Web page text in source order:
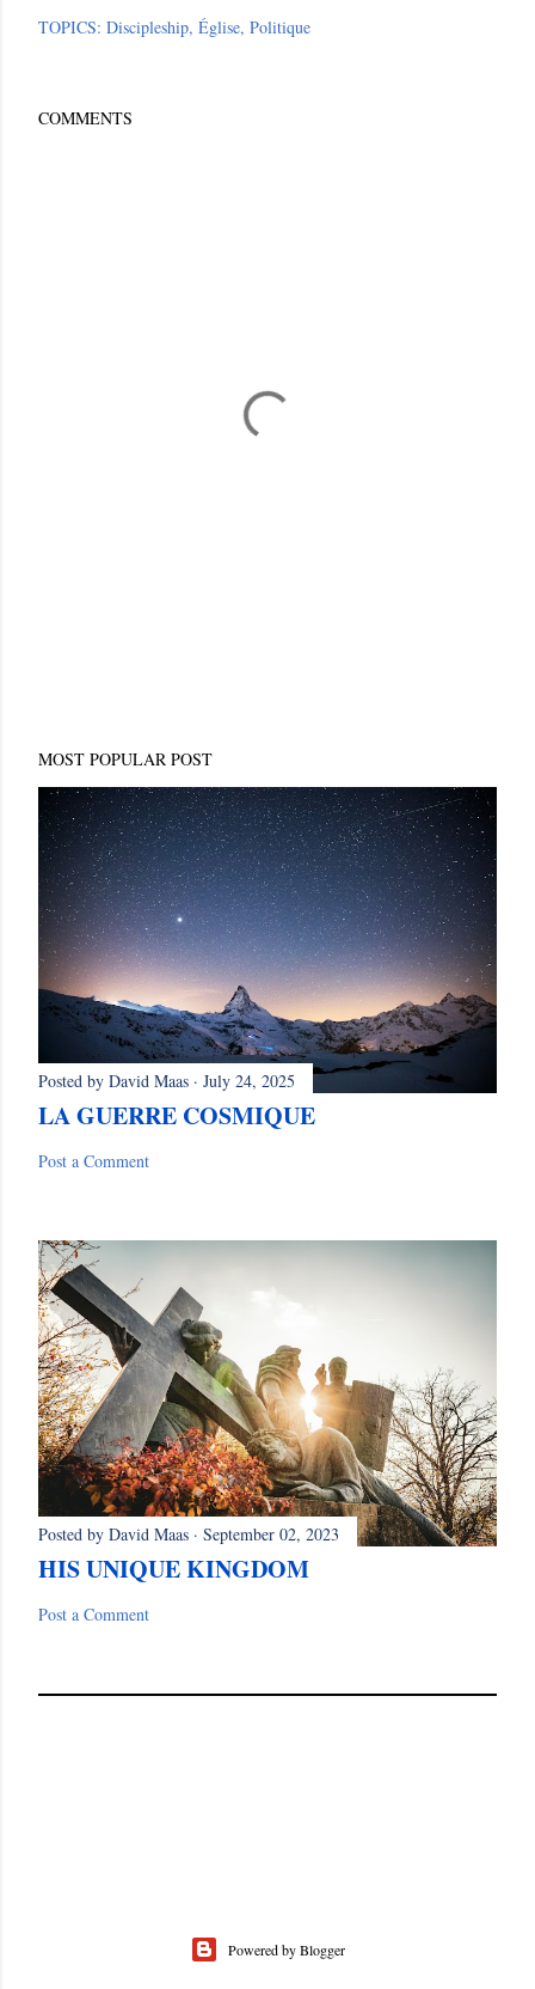
TOPICS: Discipleship Église Politique
COMMENTS
MOST POPULAR POST
Posted by David Maas July 24, 2025
LA GUERRE COSMIQUE
Post a Comment
Posted by David Maas September 02, 2023
HIS UNIQUE KINGDOM
Post a Comment
Powered by Blogger